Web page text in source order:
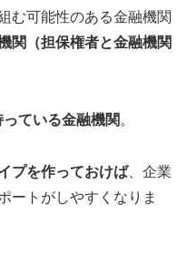
む可能性のある金融機関
関（担保権者と金融機関
ている金融機関 。
プを作っておけば、企業
ートがしやすくなりま